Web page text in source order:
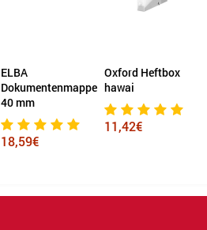
ELBA
Dokumentenmappe
40 mm
18,59€
Oxford Heftbox
hawai
11,42€